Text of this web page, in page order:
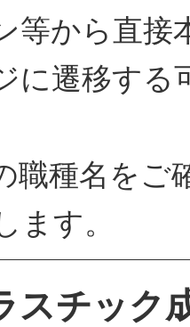
から直接
に遷移す
種名をご
ます。
スチック